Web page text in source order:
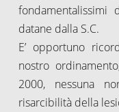
fondamentalissimi
datane dalla S.C.
E’ opportuno
nostro
2000, nessuna
risarcibilità della